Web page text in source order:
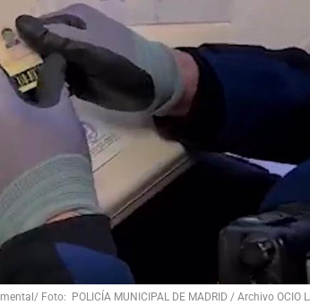
Foto: POLICÍA MUNICIPAL DE MADRID / Archivo OCIO